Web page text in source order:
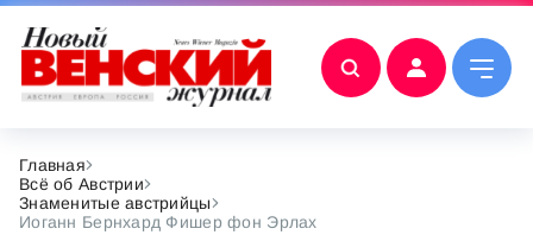
Главная
Всё об Австрии
Знаменитые австрийцы
Иоганн Бернхард Фишер фон Эрлах